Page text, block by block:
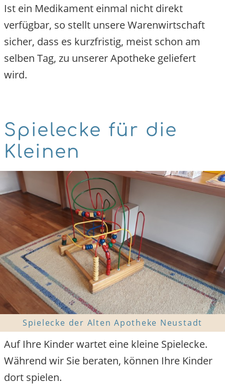
Ist ein Medikament einmal nicht direkt
verfügbar, so stellt unsere Warenwirtschaft
sicher, dass es kurzfristig, meist schon am
selben Tag, zu unserer Apotheke geliefert
wird.
Spielecke für die
Kleinen
Spielecke der Alten Apotheke Neustadt
Auf Ihre Kinder wartet eine kleine Spielecke.
Während wir Sie beraten, können Ihre Kinder
dort spielen.